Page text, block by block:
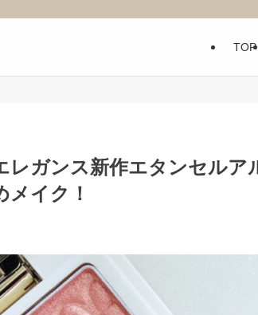
TOP
レガンス新作エタンセルア
メイク！